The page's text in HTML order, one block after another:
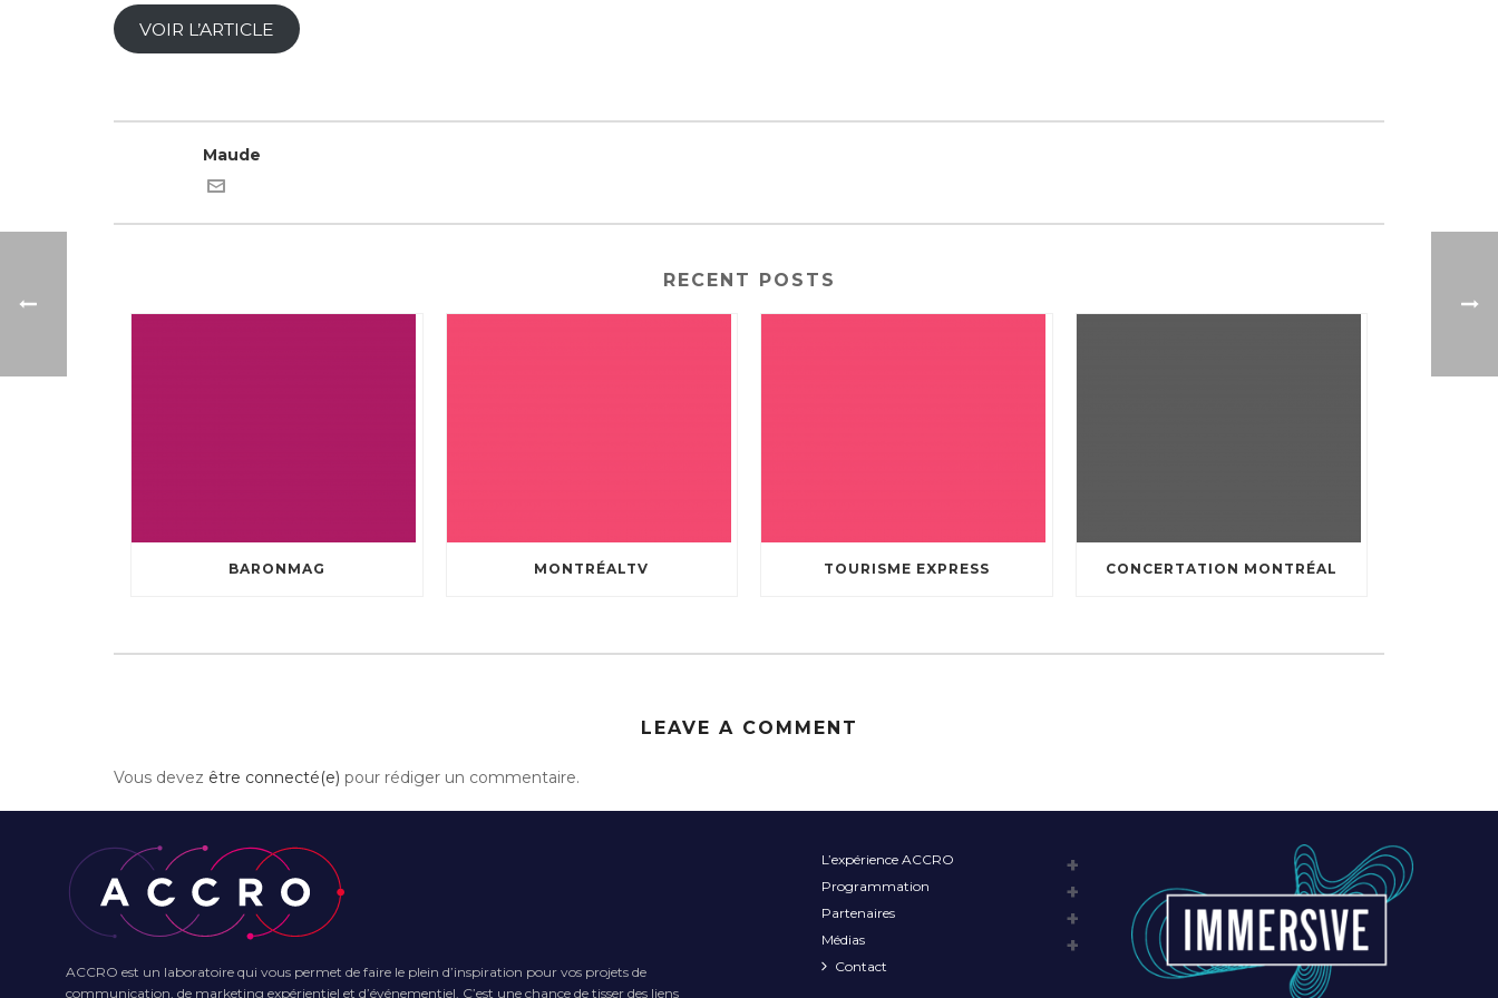
VOIR L’ARTICLE
Maude
RECENT POSTS
BARONMAG MONTRÉALTV TOURISME EXPRESS CONCERTATION MONTRÉAL
LEAVE A COMMENT
Vous devez être connecté(e) pour rédiger un commentaire.
ACCRO est un laboratoire qui vous permet de faire le plein d’inspiration pour vos projets de
communication, de marketing expérientiel et d’événementiel. C’est une chance de tisser des liens
L’expérience ACCRO
Programmation
Partenaires
Médias
Contact